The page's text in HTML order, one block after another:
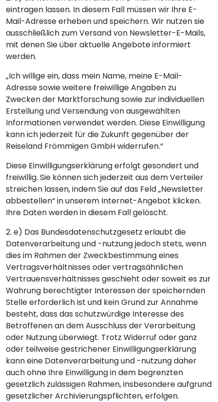
eintragen lassen. In diesem Fall müssen wir Ihre E-
Mail-Adresse erheben und speichern. Wir nutzen sie
ausschließlich zum Versand von Newsletter-E-Mails,
mit denen Sie über aktuelle Angebote informiert
werden.
„Ich willige ein, dass mein Name, meine E-Mail-
Adresse sowie weitere freiwillige Angaben zu
Zwecken der Marktforschung sowie zur individuellen
Erstellung und Versendung von ausgewählten
Informationen verwendet werden. Diese Einwilligung
kann ich jederzeit für die Zukunft gegenüber der
Reiseland Frömmigen GmbH widerrufen.“
Diese Einwilligungserklärung erfolgt gesondert und
freiwillig. Sie können sich jederzeit aus dem Verteiler
streichen lassen, indem Sie auf das Feld „Newsletter
abbestellen“ in unserem Internet-Angebot klicken.
Ihre Daten werden in diesem Fall gelöscht.
2. e) Das Bundesdatenschutzgesetz erlaubt die
Datenverarbeitung und -nutzung jedoch stets, wenn
dies im Rahmen der Zweckbestimmung eines
Vertragsverhältnisses oder vertragsähnlichen
Vertrauensverhältnisses geschieht oder soweit es zur
Wahrung berechtigter Interessen der speichernden
Stelle erforderlich ist und kein Grund zur Annahme
besteht, dass das schutzwürdige Interesse des
Betroffenen an dem Ausschluss der Verarbeitung
oder Nutzung überwiegt. Trotz Widerruf oder ganz
oder teilweise gestrichener Einwilligungserklärung
kann eine Datenverarbeitung und -nutzung daher
auch ohne Ihre Einwilligung in dem begrenzten
gesetzlich zulässigen Rahmen, insbesondere aufgrund
gesetzlicher Archivierungspflichten, erfolgen.